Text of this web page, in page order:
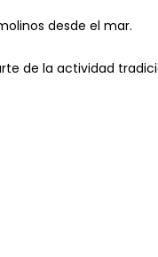
desde el mar.
de la actividad